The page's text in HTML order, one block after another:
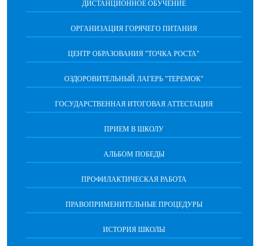
ДИСТАНЦИОННОЕ ОБУЧЕНИЕ
ОРГАНИЗАЦИЯ ГОРЯЧЕГО ПИТАНИЯ
ЦЕНТР ОБРАЗОВАНИЯ "ТОЧКА РОСТА"
ОЗДОРОВИТЕЛЬНЫЙ ЛАГЕРЬ "ТЕРЕМОК"
ГОСУДАРСТВЕННАЯ ИТОГОВАЯ АТТЕСТАЦИЯ
ПРИЕМ В ШКОЛУ
АЛЬБОМ ПОБЕДЫ
ПРОФИЛАКТИЧЕСКАЯ РАБОТА
ПРАВОПРИМЕНИТЕЛЬНЫЕ ПРОЦЕДУРЫ
ИСТОРИЯ ШКОЛЫ